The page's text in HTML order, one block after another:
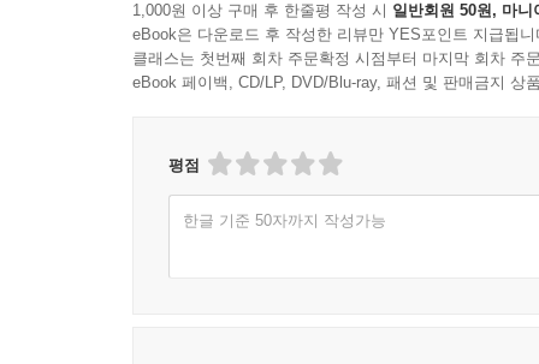
1,000원 이상 구매 후 한줄평 작성 시 일반회원 50원, 마니
eBook은 다운로드 후 작성한 리뷰만 YES포인트 지급됩니
클래스는 첫번째 회차 주문확정 시점부터 마지막 회차 주
eBook 페이백, CD/LP, DVD/Blu-ray, 패션 및 판매금지 상
평점
한글 기준 50자까지 작성가능